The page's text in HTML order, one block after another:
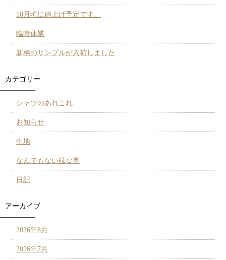
10月頃に値上げ予定です。
臨時休業
新柄のサンプルが入荷しました
カテゴリー
シャツのあれこれ
お知らせ
生地
なんでもない様な事
日記
アーカイブ
2026年8月
2026年7月